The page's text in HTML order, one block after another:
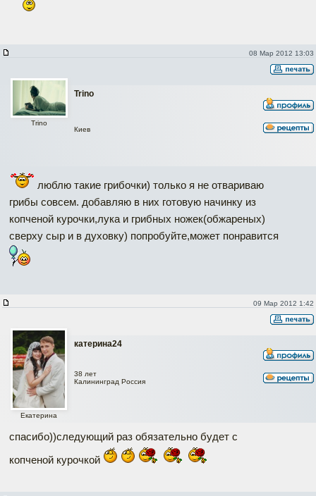
08 Мар 2012 13:03
Trino
Trino
Киев
люблю такие грибочки) только я не отвариваю
грибы совсем. добавляю в них готовую начинку из
копченой курочки,лука и грибных ножек(обжареных)
сверху сыр и в духовку) попробуйте,может понравится
09 Мар 2012 1:42
катерина24
Екатерина
38 лет
Калининград Россия
спасибо))следующий раз обязательно будет с
копченой курочкой